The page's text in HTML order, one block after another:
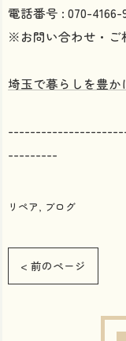
電話番号 : 070-4166-
※お問い合わせ・ご
埼玉で暮らしを豊か
---------
リペア ブログ
< 前のページ